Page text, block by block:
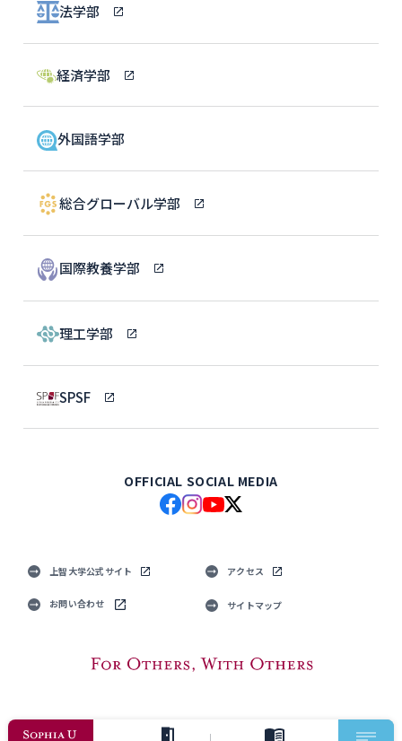
法学部
経済学部
外国語学部
総合グローバル学部
国際教養学部
理工学部
SPSF
OFFICIAL SOCIAL MEDIA
上智大学公式サイト アクセス
お問い合わせ サイトマップ